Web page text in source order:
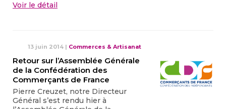
Voir le détail
13 juin 2014 | Commerces & Artisanat
Retour sur l’Assemblée Générale
de la Confédération des
Commerçants de France
Pierre Creuzet, notre Directeur
Général s’est rendu hier à